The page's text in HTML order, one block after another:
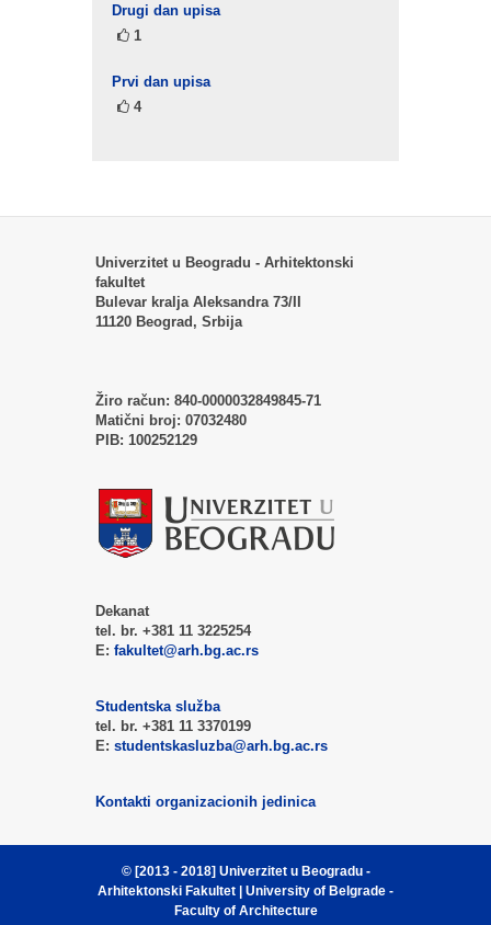
Drugi dan upisa
1
Prvi dan upisa
4
Univerzitet u Beogradu - Arhitektonski
fakultet
Bulevar kralja Aleksandra 73/II
11120 Beograd, Srbija
Žiro račun: 840-0000032849845-71
Matični broj: 07032480
PIB: 100252129
Dekanat
tel. br. +381 11 3225254
E: fakultet@arh.bg.ac.rs
Studentska služba
tel. br. +381 11 3370199
E: studentskasluzba@arh.bg.ac.rs
Kontakti organizacionih jedinica
© [2013 - 2018] Univerzitet u Beogradu -
Arhitektonski Fakultet | University of Belgrade -
Faculty of Architecture